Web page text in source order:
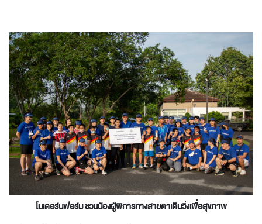
โมเดอร์นฟอร์มชวนน้องผู้พิการทางสายตาเดินวิ่งเพื่อสุขภาพ